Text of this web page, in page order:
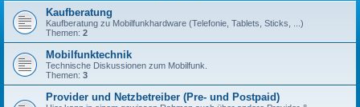
Kaufberatung
Kaufberatung zu Mobilfunkhardware (Telefonie, Tablets, Sticks, ...)
Themen: 2
Mobilfunktechnik
Technische Diskussionen zum Mobilfunk.
Themen: 3
Provider und Netzbetreiber (Pre- und Postpaid)